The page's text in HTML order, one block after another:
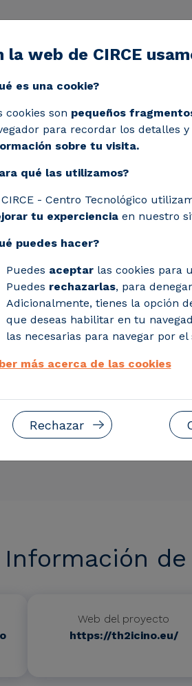
Líneas de actividad Servicios
Información
Web del proyecto
https://th2icino.eu/
la web de CIRCE
es una cookie?
cookies son pequeños
para recordar los detalles
sobre tu visita.
qué las utilizamos?
CIRCE - Centro Tecnológico
tu expercienciaen nuestro
puedes hacer?
Puedes aceptarlas cookies para
Puedes rechazarlas, para
Adicionalmente, tienes la opción
que deseas habilitar en tu
las necesarias para navegar por el
más acerca de las cookies
Rechazar